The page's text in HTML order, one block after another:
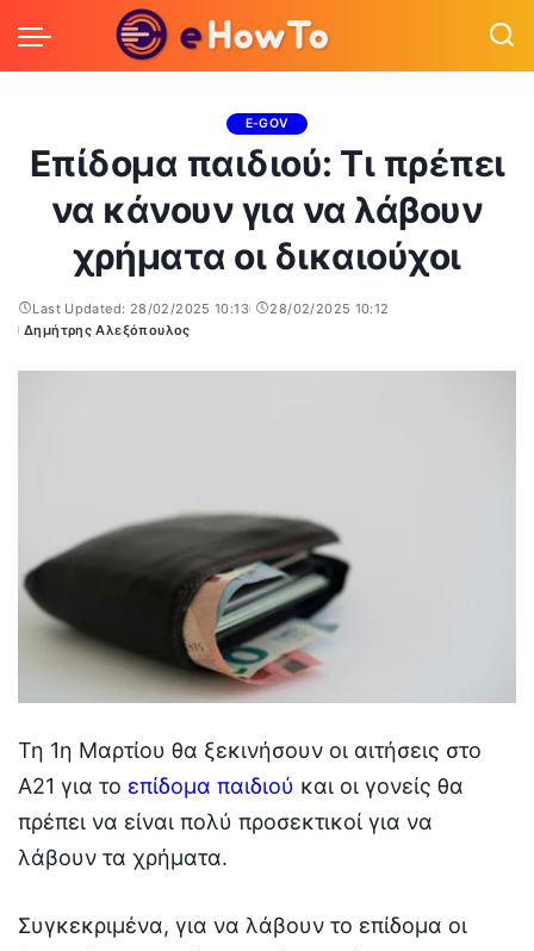
E-GOV
Επίδομα παιδιού: Τι πρέπει
να κάνουν για να λάβουν
χρήματα οι δικαιούχοι
Last Updated: 28/02/2025 10:13
28/02/2025 10:12
Posted
Δημήτρης Αλεξόπουλος
Τη 1η Μαρτίου θα ξεκινήσουν οι αιτήσεις στο
Α21 για το επίδομα παιδιού και οι γονείς θα
πρέπει να είναι πολύ προσεκτικοί για να
λάβουν τα χρήματα.
Συγκεκριμένα, για να λάβουν το επίδομα οι